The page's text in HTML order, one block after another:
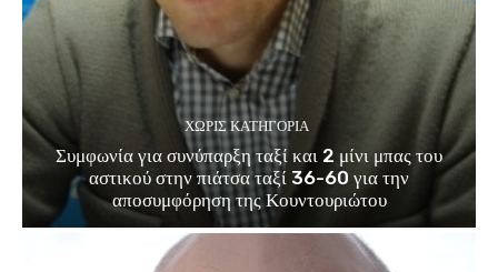
ΧΩΡΊΣ ΚΑΤΗΓΟΡΊΑ
Συμφωνία για συνύπαρξη ταξί και 2 μίνι μπας του
αστικού στην πιάτσα ταξί 36-60 για την
αποσυμφόρηση της Κουντουριώτου